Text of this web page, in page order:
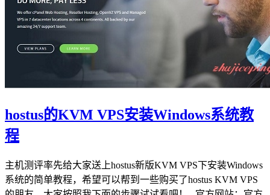
hostus的KVM VPS安装Windows系统教
程
主机测评率先给大家送上hostus新版KVM VPS下安装Windows
系统的简单教程，希望可以帮到一些购买了hostus KVM VPS